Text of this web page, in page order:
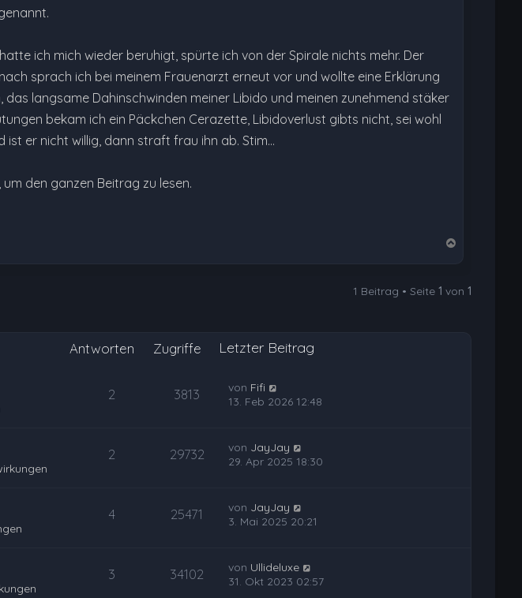
ich mich wieder beruhigt, spürte ich von der Spirale nichts mehr. Der
sprach ich bei meinem Frauenarzt erneut vor und wollte eine Erklärung
langsame Dahinschwinden meiner Libido und meinen zunehmend stäker
bekam ich ein Päckchen Cerazette, Libidoverlust gibts nicht, sei wohl
er nicht willig, dann straft frau ihn ab. Stim…
den ganzen Beitrag zu lesen.
h
1 Beitrag • Seite1 von1
Antworten Zugriffe Letzter Beitrag
2 3813 von Fifi
13. Feb 2026 12:48
2 29732 von JayJay
29. Apr 2025 18:30
4 25471 von JayJay
3. Mai 2025 20:21
3 34102 von Ullideluxe
31. Okt 2023 02:57